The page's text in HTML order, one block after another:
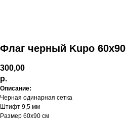
Флаг черный Kupo 60х90
300,00
р.
Описание:
Черная одинарная сетка
Штифт 9,5 мм
Размер 60х90 см